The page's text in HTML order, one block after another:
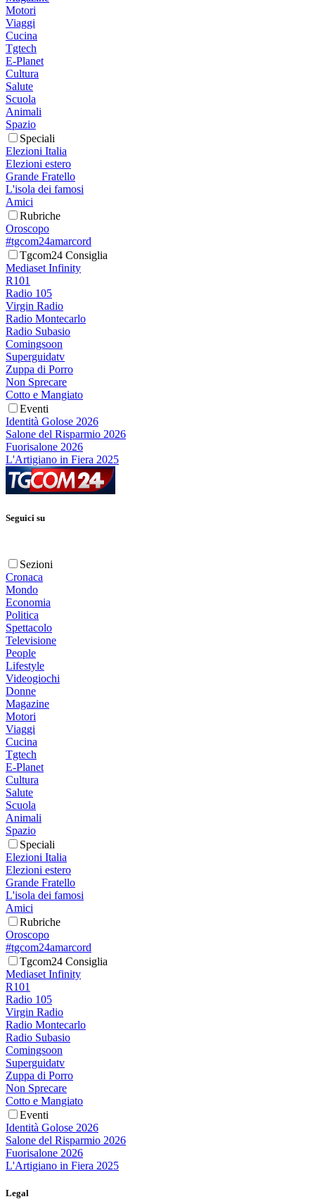
Motori
Viaggi
Cucina
Tgtech
E-Planet
Cultura
Salute
Scuola
Animali
Spazio
Speciali
Elezioni Italia
Elezioni estero
Grande Fratello
L'isola dei famosi
Amici
Rubriche
Oroscopo
#tgcom24amarcord
Tgcom24 Consiglia
Mediaset Infinity
R101
Radio 105
Virgin Radio
Radio Montecarlo
Radio Subasio
Comingsoon
Superguidatv
Zuppa di Porro
Non Sprecare
Cotto e Mangiato
Eventi
Identità Golose 2026
Salone del Risparmio 2026
Fuorisalone 2026
L'Artigiano in Fiera 2025
Seguici su
Sezioni
Cronaca
Mondo
Economia
Politica
Spettacolo
Televisione
People
Lifestyle
Videogiochi
Donne
Magazine
Motori
Viaggi
Cucina
Tgtech
E-Planet
Cultura
Salute
Scuola
Animali
Spazio
Speciali
Elezioni Italia
Elezioni estero
Grande Fratello
L'isola dei famosi
Amici
Rubriche
Oroscopo
#tgcom24amarcord
Tgcom24 Consiglia
Mediaset Infinity
R101
Radio 105
Virgin Radio
Radio Montecarlo
Radio Subasio
Comingsoon
Superguidatv
Zuppa di Porro
Non Sprecare
Cotto e Mangiato
Eventi
Identità Golose 2026
Salone del Risparmio 2026
Fuorisalone 2026
L'Artigiano in Fiera 2025
Legal